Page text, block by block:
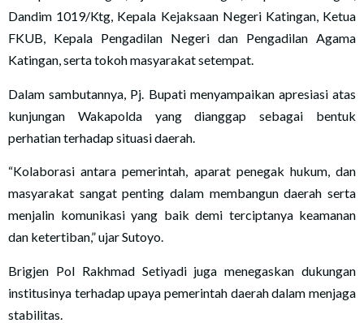
Dandim 1019/Ktg, Kepala Kejaksaan Negeri Katingan, Ketua
FKUB, Kepala Pengadilan Negeri dan Pengadilan Agama
Katingan, serta tokoh masyarakat setempat.
Dalam sambutannya, Pj. Bupati menyampaikan apresiasi atas
kunjungan Wakapolda yang dianggap sebagai bentuk
perhatian terhadap situasi daerah.
“Kolaborasi antara pemerintah, aparat penegak hukum, dan
masyarakat sangat penting dalam membangun daerah serta
menjalin komunikasi yang baik demi terciptanya keamanan
dan ketertiban,” ujar Sutoyo.
Brigjen Pol Rakhmad Setiyadi juga menegaskan dukungan
institusinya terhadap upaya pemerintah daerah dalam menjaga
stabilitas.